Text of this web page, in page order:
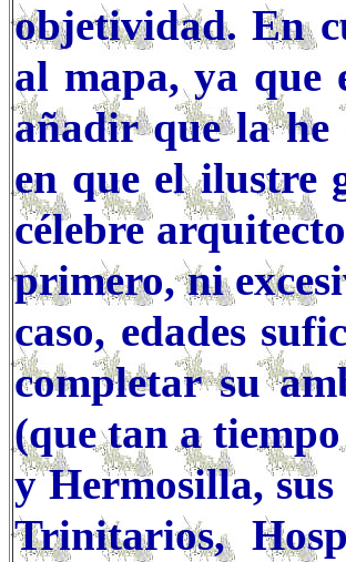
objetividad. En
al mapa, ya que
añadir que la he
en que el ilustre
célebre
primero, ni
caso, edades
completar su
(que tan a
y Hermosilla, sus
Trinitarios,